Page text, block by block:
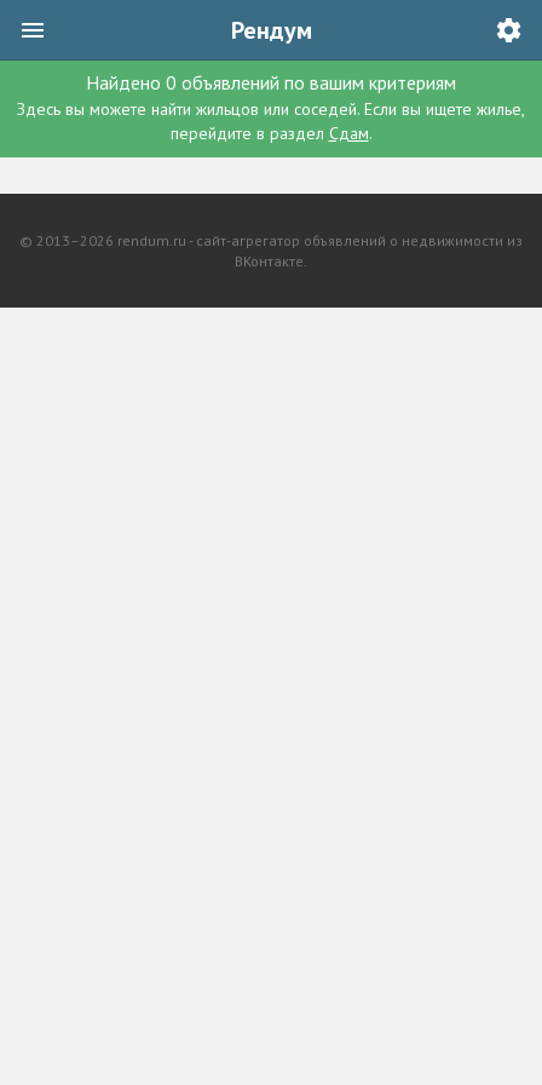
Рендум
Найдено 0 объявлений по вашим критериям
Здесь вы можете найти жильцов или соседей. Если вы ищете жилье,
перейдите в раздел Сдам.
© 2013–2026 rendum.ru - сайт-агрегатор объявлений о недвижимости из
ВКонтакте.